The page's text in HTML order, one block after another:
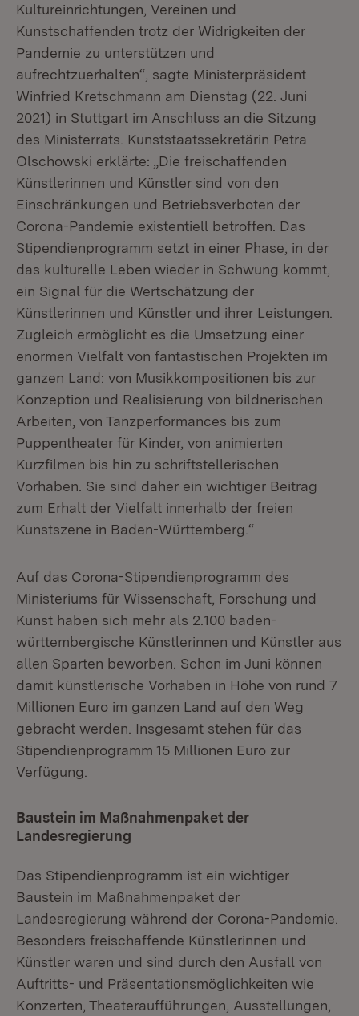
Kultureinrichtungen, Vereinen und
Kunstschaffenden trotz der Widrigkeiten der
Pandemie zu unterstützen und
aufrechtzuerhalten“, sagte Ministerpräsident
Winfried Kretschmann am Dienstag (22. Juni
2021) in Stuttgart im Anschluss an die Sitzung
des Ministerrats. Kunststaatssekretärin Petra
Olschowski erklärte: „Die freischaffenden
Künstlerinnen und Künstler sind von den
Einschränkungen und Betriebsverboten der
Corona-Pandemie existentiell betroffen. Das
Stipendienprogramm setzt in einer Phase, in der
das kulturelle Leben wieder in Schwung kommt,
ein Signal für die Wertschätzung der
Künstlerinnen und Künstler und ihrer Leistungen.
Zugleich ermöglicht es die Umsetzung einer
enormen Vielfalt von fantastischen Projekten im
ganzen Land: von Musikkompositionen bis zur
Konzeption und Realisierung von bildnerischen
Arbeiten, von Tanzperformances bis zum
Puppentheater für Kinder, von animierten
Kurzfilmen bis hin zu schriftstellerischen
Vorhaben. Sie sind daher ein wichtiger Beitrag
zum Erhalt der Vielfalt innerhalb der freien
Kunstszene in Baden-Württemberg.“
Auf das Corona-Stipendienprogramm des
Ministeriums für Wissenschaft, Forschung und
Kunst haben sich mehr als 2.100 baden-
württembergische Künstlerinnen und Künstler aus
allen Sparten beworben. Schon im Juni können
damit künstlerische Vorhaben in Höhe von rund 7
Millionen Euro im ganzen Land auf den Weg
gebracht werden. Insgesamt stehen für das
Stipendienprogramm 15 Millionen Euro zur
Verfügung.
Baustein im Maßnahmenpaket der
Landesregierung
Das Stipendienprogramm ist ein wichtiger
Baustein im Maßnahmenpaket der
Landesregierung während der Corona-Pandemie.
Besonders freischaffende Künstlerinnen und
Künstler waren und sind durch den Ausfall von
Auftritts- und Präsentationsmöglichkeiten wie
Konzerten, Theateraufführungen, Ausstellungen,